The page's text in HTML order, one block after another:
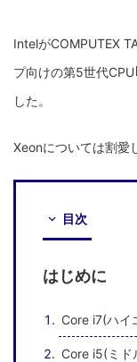
IntelがCOMPUTEX
プ向けの第5世代
した。
Xeonについては割愛
目次
はじめに
Core i7(ハイ
Core i5(ミド